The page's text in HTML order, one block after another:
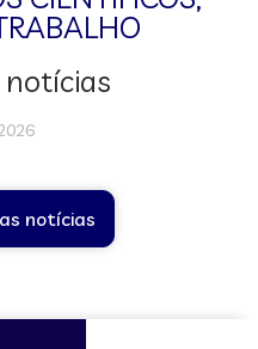
notícias
notícias